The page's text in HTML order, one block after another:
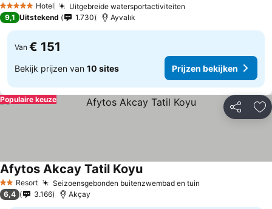
5 Sterren Hotel Uitgebreide watersportactiviteiten
9,1 Uitstekend 1.730 Ayvalık
Van € 151
Bekijk prijzen van 10 sites Prijzen bekijken
Delen
Populaire keuze
2 Sterren
Resort Seizoensgebonden buitenzwembad en tuin
Afytos Akcay Tatil Koyu
6,4 3.166 Akçay